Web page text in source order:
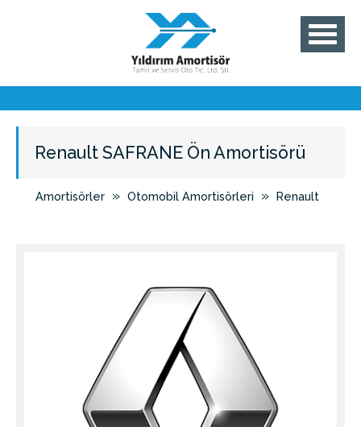
Renault SAFRANE Ön Amortisörü
Amortisörler » Otomobil Amortisörleri » Renault